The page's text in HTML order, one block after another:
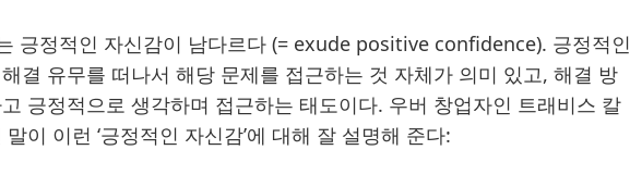
긍정적인 자신감이 남다르다 (= exude positive confidence). 긍정적인
결 유무를 떠나서 해당 문제를 접근하는 것 자체가 의미 있고, 해결 방
긍정적으로 생각하며 접근하는 태도이다. 우버 창업자인 트래비스 칼
이 이런 ‘긍정적인 자신감’에 대해 잘 설명해 준다: